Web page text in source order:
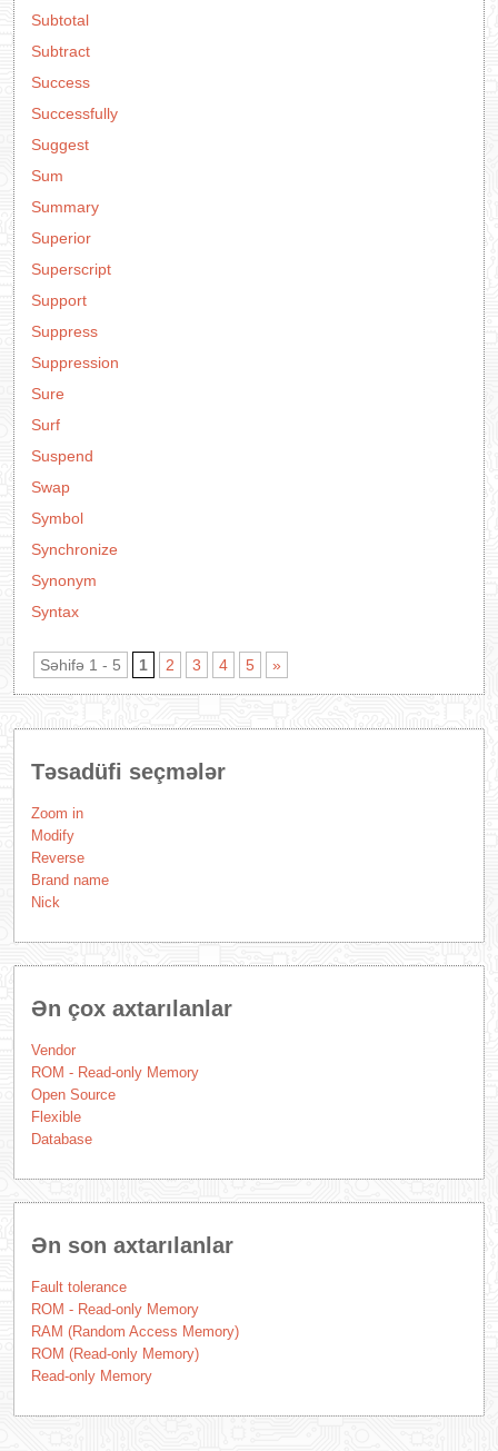
Subtotal
Subtract
Success
Successfully
Suggest
Sum
Summary
Superior
Superscript
Support
Suppress
Suppression
Sure
Surf
Suspend
Swap
Symbol
Synchronize
Synonym
Syntax
Səhifə 1 - 5 1 2 3 4 5 »
Təsadüfi seçmələr
Zoom in
Modify
Reverse
Brand name
Nick
Ən çox axtarılanlar
Vendor
ROM - Read-only Memory
Open Source
Flexible
Database
Ən son axtarılanlar
Fault tolerance
ROM - Read-only Memory
RAM (Random Access Memory)
ROM (Read-only Memory)
Read-only Memory